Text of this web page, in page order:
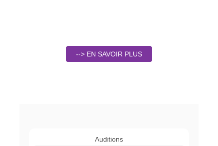
--> EN SAVOIR PLUS
Auditions